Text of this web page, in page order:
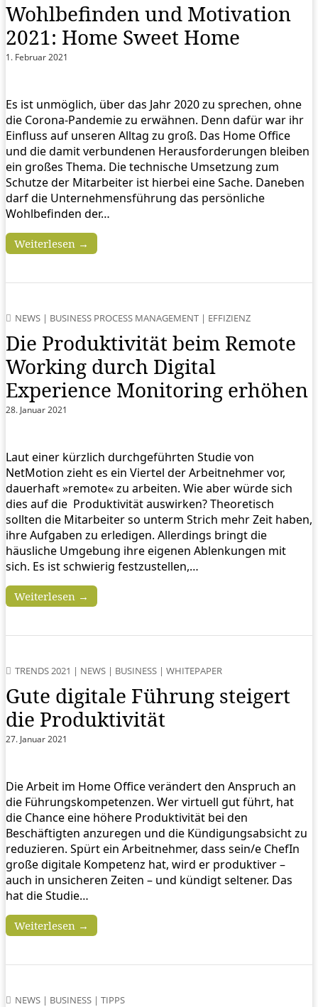
Wohlbefinden und Motivation
2021: Home Sweet Home
1. Februar 2021
Es ist unmöglich, über das Jahr 2020 zu sprechen, ohne
die Corona-Pandemie zu erwähnen. Denn dafür war ihr
Einfluss auf unseren Alltag zu groß. Das Home Office
und die damit verbundenen Herausforderungen bleiben
ein großes Thema. Die technische Umsetzung zum
Schutze der Mitarbeiter ist hierbei eine Sache. Daneben
darf die Unternehmensführung das persönliche
Wohlbefinden der…
Weiterlesen →
NEWS | BUSINESS PROCESS MANAGEMENT | EFFIZIENZ
Die Produktivität beim Remote
Working durch Digital
Experience Monitoring erhöhen
28. Januar 2021
Laut einer kürzlich durchgeführten Studie von
NetMotion zieht es ein Viertel der Arbeitnehmer vor,
dauerhaft »remote« zu arbeiten. Wie aber würde sich
dies auf die Produktivität auswirken? Theoretisch
sollten die Mitarbeiter so unterm Strich mehr Zeit haben,
ihre Aufgaben zu erledigen. Allerdings bringt die
häusliche Umgebung ihre eigenen Ablenkungen mit
sich. Es ist schwierig festzustellen,…
Weiterlesen →
TRENDS 2021 | NEWS | BUSINESS | WHITEPAPER
Gute digitale Führung steigert
die Produktivität
27. Januar 2021
Die Arbeit im Home Office verändert den Anspruch an
die Führungskompetenzen. Wer virtuell gut führt, hat
die Chance eine höhere Produktivität bei den
Beschäftigten anzuregen und die Kündigungsabsicht zu
reduzieren. Spürt ein Arbeitnehmer, dass sein/e ChefIn
große digitale Kompetenz hat, wird er produktiver –
auch in unsicheren Zeiten – und kündigt seltener. Das
hat die Studie…
Weiterlesen →
NEWS | BUSINESS | TIPPS